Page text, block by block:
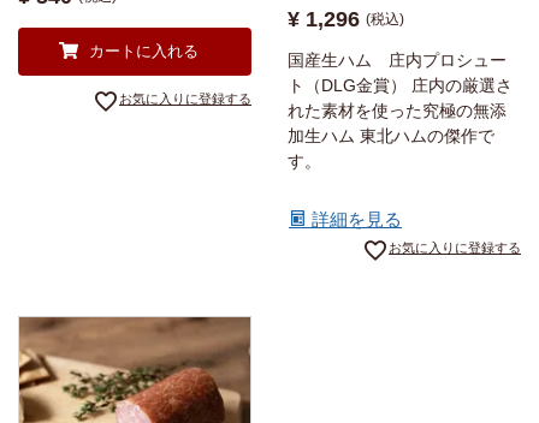
カートに入れる
お気に入りに登録する
¥ 1,296 税込
国産生ハム 庄内プロシュー
ト（DLG金賞） 庄内の厳選さ
れた素材を使った究極の無添
加生ハム 東北ハムの傑作で
す。
詳細を見る
お気に入りに登録する